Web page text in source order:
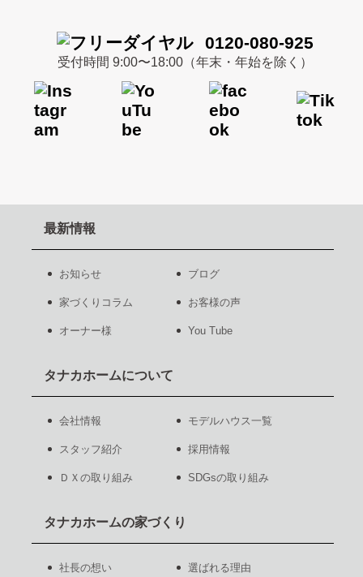
0120-080-925
受付時間 9:00〜18:00（年末・年始を除く）
最新情報
お知らせ ブログ
家づくりコラム お客様の声
オーナー様 You Tube
タナカホームについて
会社情報 モデルハウス一覧
スタッフ紹介 採用情報
ＤＸの取り組み SDGsの取り組み
タナカホームの家づくり
社長の想い 選ばれる理由